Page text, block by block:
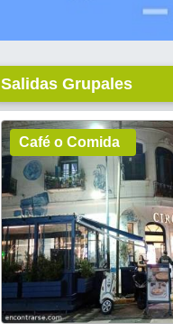
Salidas Grupales
Café o Comida